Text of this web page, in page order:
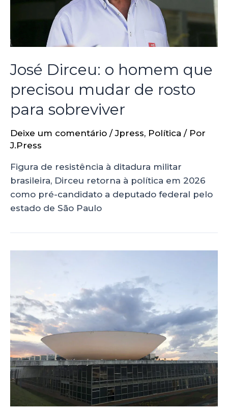
José Dirceu: o homem que
precisou mudar de rosto
para sobreviver
Deixe um comentário /Jpress, Política / Por
J.Press
Figura de resistência à ditadura militar
brasileira, Dirceu retorna à política em 2026
como pré-candidato a deputado federal pelo
estado de São Paulo